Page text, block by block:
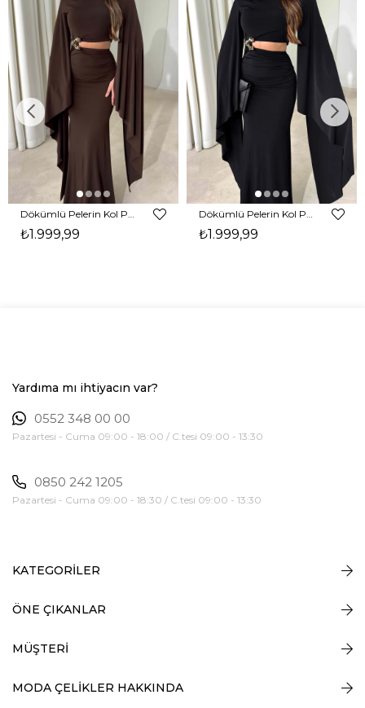
₺1.999,99 ₺1.999,99
Yardıma mı ihtiyacın var?
0552 348 00 00
Pazartesi - Cuma 09:00 - 18:00 / C.tesi 09:00 - 13:30
0850 242 1205
Pazartesi - Cuma 09:00 - 18:30 / C.tesi 09:00 - 13:30
KATEGORİLER
ÖNE ÇIKANLAR
MÜŞTERİ
MODA ÇELİKLER HAKKINDA